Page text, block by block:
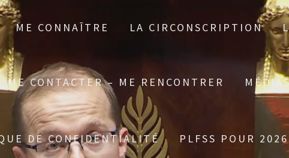
ME CONNAÎTRE LA CIRCONSCRIPTION
ME CONTACTER – ME RENCONTRER
DE CONFIDENTIALITÉ PLFSS POUR 2026